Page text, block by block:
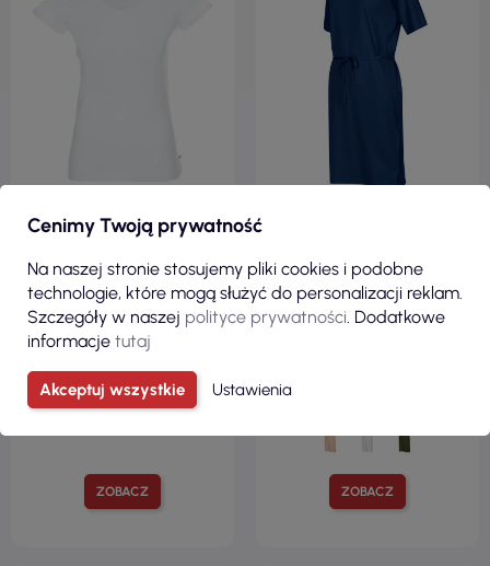
ZOBACZ
( 25,83 zł brutto )
Ladies' life koszulka damska
biały Crimson Cut
ZOBACZ
( 44,62 zł brutto )
Sukienka damskie Muse 816
ciemnoniebieski Malfini
Cenimy Twoją prywatność
Na naszej stronie stosujemy pliki cookies i podobne
technologie, które mogą służyć do personalizacji reklam.
Szczegóły w naszej polityce prywatności. Dodatkowe
informacje tutaj
Akceptuj wszystkie Ustawienia